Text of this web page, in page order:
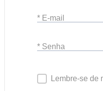
* E-mail
* Senha
Lembre-se de